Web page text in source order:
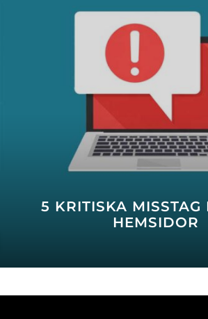
5 KRITISKA MISSTAG
HEMSIDOR